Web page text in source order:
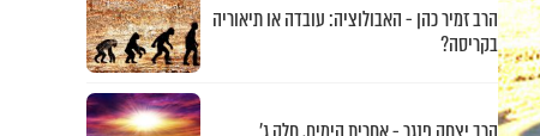
הרב זמיר כהן - האבולוציה: עובדה או תיאוריה
בקריסה?